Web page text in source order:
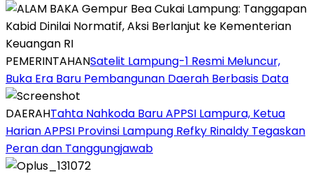
PEMERINTAHANSatelit Lampung-1 Resmi Meluncur,
Buka Era Baru Pembangunan Daerah Berbasis Data
DAERAHTahta Nahkoda Baru APPSI Lampura, Ketua
Harian APPSI Provinsi Lampung Refky Rinaldy Tegaskan
Peran dan Tanggungjawab